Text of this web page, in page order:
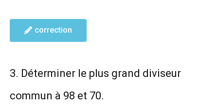
correction
3. Déterminer le plus grand diviseur
commun à 98 et 70.